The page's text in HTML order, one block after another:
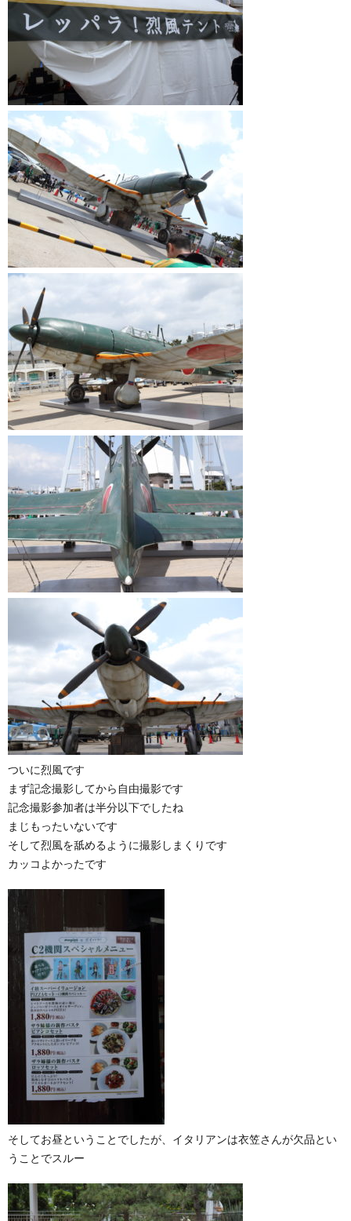
ついに烈風です
まず記念撮影してから自由撮影です
記念撮影参加者は半分以下でしたね
まじもったいないです
そして烈風を舐めるように撮影しまくりです
カッコよかったです
そしてお昼ということでしたが、イタリアンは衣笠さんが欠品とい
うことでスルー